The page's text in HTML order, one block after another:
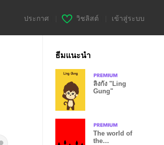
ประกาศ วิชลิสต์ เข้าสู่ระบบ
ธีมแนะนำ
ลิงกัง "Ling
Gung"
The world of
the